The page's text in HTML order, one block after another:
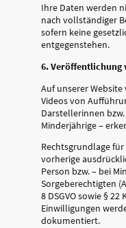
Ihre Daten werden
nach vollständiger
sofern keine
entgegenstehen.
6. Veröffentlichung
Auf unserer
Videos von
Darstellerinnen
Minderjährige –
Rechtsgrundlage
vorherige
Person bzw. – bei
Sorgeberechtigten
8 DSGVO sowie §
Einwilligungen
dokumentiert.